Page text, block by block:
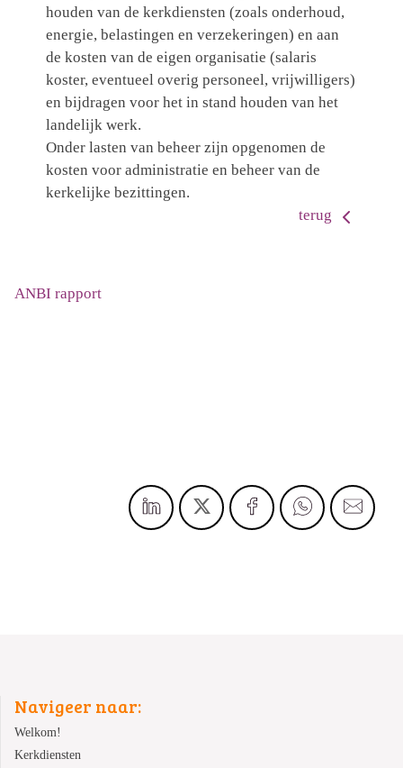
houden van de kerkdiensten (zoals onderhoud,
energie, belastingen en verzekeringen) en aan
de kosten van de eigen organisatie (salaris
koster, eventueel overig personeel, vrijwilligers)
en bijdragen voor het in stand houden van het
landelijk werk.
Onder lasten van beheer zijn opgenomen de
kosten voor administratie en beheer van de
kerkelijke bezittingen.
terug
ANBI rapport
Navigeer naar:
Welkom!
Kerkdiensten